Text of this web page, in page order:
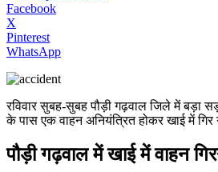
Facebook
X
Pinterest
WhatsApp
रविवार सुबह-सुबह पौड़ी गढ़वाल जिले में बड़ा
के पास एक वाहन अनियंत्रित होकर खाई में गिर
पौड़ी गढ़वाल में खाई में वाहन